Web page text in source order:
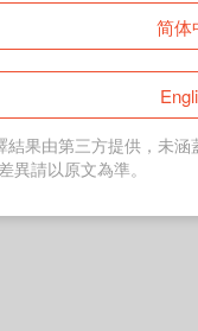
返回
简体
結果由第三方提供，未
異請以原文為準。